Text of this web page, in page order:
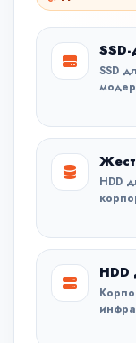
SSD
HDD
HDD